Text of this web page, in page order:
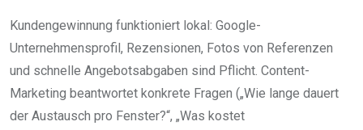
Kundengewinnung funktioniert lokal: Google-
Unternehmensprofil, Rezensionen, Fotos von Referenzen
und schnelle Angebotsabgaben sind Pflicht. Content-
Marketing beantwortet konkrete Fragen („Wie lange dauert
der Austausch pro Fenster?“, „Was kostet